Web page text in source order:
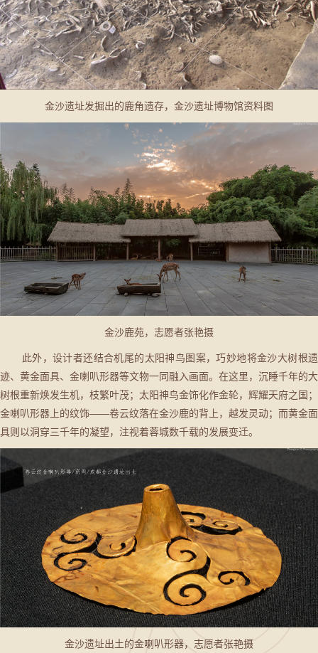
金沙遗址发掘出的鹿角遗存，金沙遗址博物馆资料图
金沙鹿苑，志愿者张艳摄
此外，设计者还结合机尾的太阳神鸟图案，巧妙地将金沙大树根遗
迹、黄金面具、金喇叭形器等文物一同融入画面。在这里，沉睡千年的大
树根重新焕发生机，枝繁叶茂；太阳神鸟金饰化作金轮，辉耀天府之国；
金喇叭形器上的纹饰——卷云纹落在金沙鹿的背上，越发灵动；而黄金面
具则以洞穿三千年的凝望，注视着蓉城数千载的发展变迁。
金沙遗址出土的金喇叭形器，志愿者张艳摄